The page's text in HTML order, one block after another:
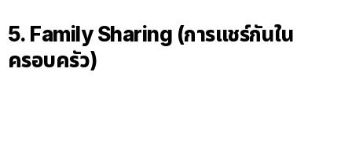
5. Family Sharing (การแชร์กันใน
ครอบครัว)